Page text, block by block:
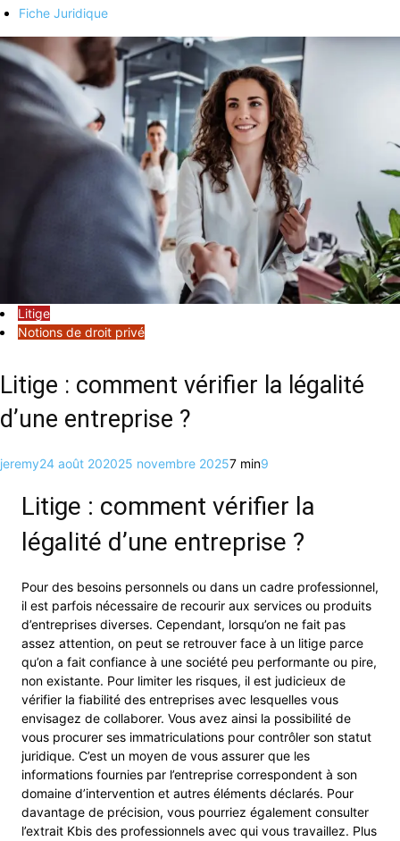
Fiche Juridique
Litige
Notions de droit privé
Litige : comment vérifier la légalité
d’une entreprise ?
jeremy24 août 202025 novembre 20257 min9
Litige : comment vérifier la
légalité d’une entreprise ?
Pour des besoins personnels ou dans un cadre professionnel,
il est parfois nécessaire de recourir aux services ou produits
d’entreprises diverses. Cependant, lorsqu’on ne fait pas
assez attention, on peut se retrouver face à un litige parce
qu’on a fait confiance à une société peu performante ou pire,
non existante. Pour limiter les risques, il est judicieux de
vérifier la fiabilité des entreprises avec lesquelles vous
envisagez de collaborer. Vous avez ainsi la possibilité de
vous procurer ses immatriculations pour contrôler son statut
juridique. C’est un moyen de vous assurer que les
informations fournies par l’entreprise correspondent à son
domaine d’intervention et autres éléments déclarés. Pour
davantage de précision, vous pourriez également consulter
l’extrait Kbis des professionnels avec qui vous travaillez. Plus